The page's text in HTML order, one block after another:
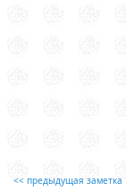
<< предыдущая заметка